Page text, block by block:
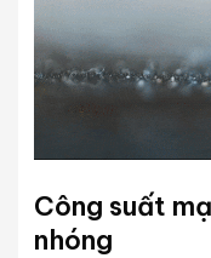
Công suất
nhóng